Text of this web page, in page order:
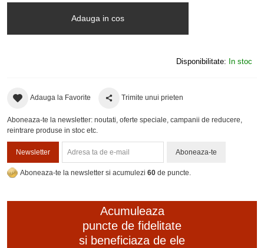
Adauga in cos
Disponibilitate: In stoc
Adauga la Favorite Trimite unui prieten
Aboneaza-te la newsletter: noutati, oferte speciale, campanii de reducere,
reintrare produse in stoc etc.
Newsletter Aboneaza-te
Aboneaza-te la newsletter si acumulezi 60 de puncte.
Acumuleaza
puncte de fidelitate
si beneficiaza de ele